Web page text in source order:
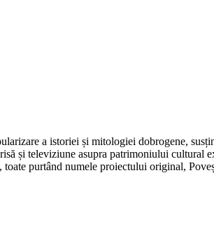
a istoriei și mitologiei dobrogene,
și televiziune asupra patrimoniului
purtând numele proiectului original,